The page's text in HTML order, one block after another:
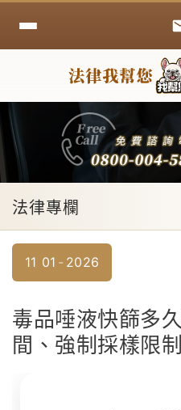
法律專欄
11 01 2026
毒品唾液快篩多
間、強制採樣限